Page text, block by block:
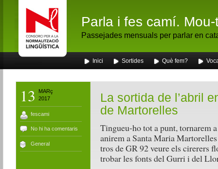
Parla i fes camí.
Passejades mensuals per parlar en
Inici Sortides Què fem?
13
MARç
2017
fescami
No hi ha comentaris
General
La sortida de l’abril
de Martorelles
Tingueu-ho tot a punt, tornarem
anirem a Santa Maria
tros de GR 92 veure els cirerers
trobar les fonts del Gurri i del